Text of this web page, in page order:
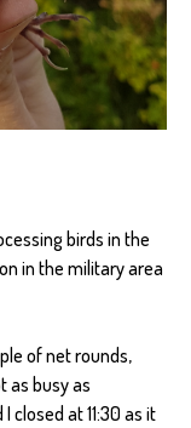
birds in the
in the military area
of net rounds,
as busy as
at 11:30 as it